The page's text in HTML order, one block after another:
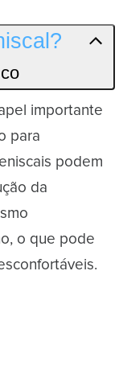
importante
para
podem
da
o que pode